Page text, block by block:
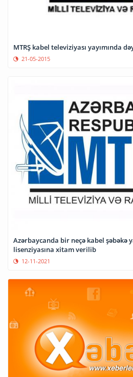
MTRŞ kabel televiziyası yayımında
21-05-2015
Azərbaycanda bir neçə kabel şəbəkə
lisenziyasına xitam verilib
12-11-2021